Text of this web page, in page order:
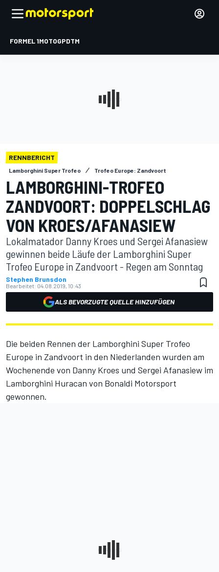
FORMEL 1MOTOGPDTM
RENNBERICHT
Lamborghini Super Trofeo Trofeo Europe: Zandvoort
LAMBORGHINI-TROFEO
ZANDVOORT: DOPPELSCHLAG
VON KROES/AFANASIEW
Lokalmatador Danny Kroes und Sergei Afanasiew
gewinnen beide Läufe der Lamborghini Super
Trofeo Europe in Zandvoort - Regen am Sonntag
Stephen Brunsdon
Bearbeitet: 04.08.2019, 10:43
ALS BEVORZUGTE QUELLE HINZUFÜGEN
Die beiden Rennen der Lamborghini Super Trofeo
Europe in Zandvoort in den Niederlanden wurden am
Wochenende von Danny Kroes und Sergei Afanasiew im
Lamborghini Huracan von Bonaldi Motorsport
gewonnen.